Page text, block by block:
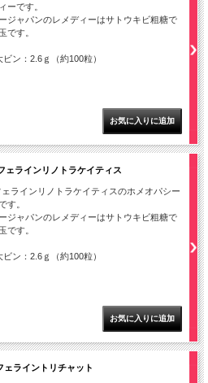
ーです。
ジャパンのレメディーはサトウキビ粗糖で
です。
ン：2.6ｇ（約100粒）
ェラインリノトラケイティス
ェラインリノトラケイティスのホメオパシー
す。
ジャパンのレメディーはサトウキビ粗糖で
です。
ン：2.6ｇ（約100粒）
ライントリチャット